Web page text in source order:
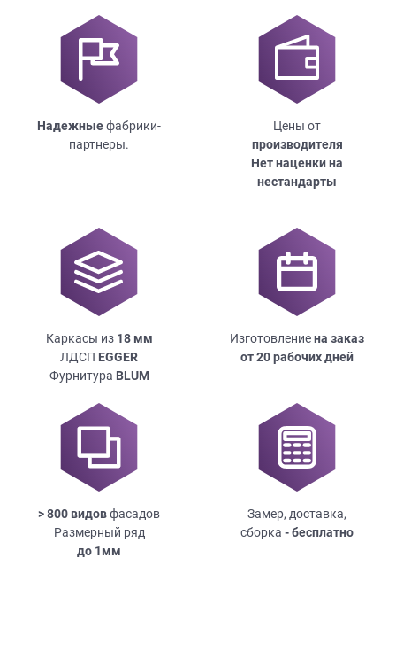
Надежныефабрики-
партнеры.
Цены от
производителя
Нет наценки на
нестандарты
Каркасы из 18мм
ЛДСП EGGER
Фурнитура BLUM
Изготовлениена заказ
от 20 рабочих дней
> 800 видовфасадов
Размерный ряд
до 1мм
Замер, доставка,
сборка - бесплатно